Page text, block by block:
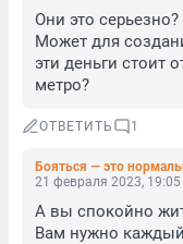
Они это серьезно?
Может для
эти деньги стоит
метро?
ОТВЕТИТЬ 1
21 февраля 2023, 19:05
А вы спокойно
Вам нужно каждый